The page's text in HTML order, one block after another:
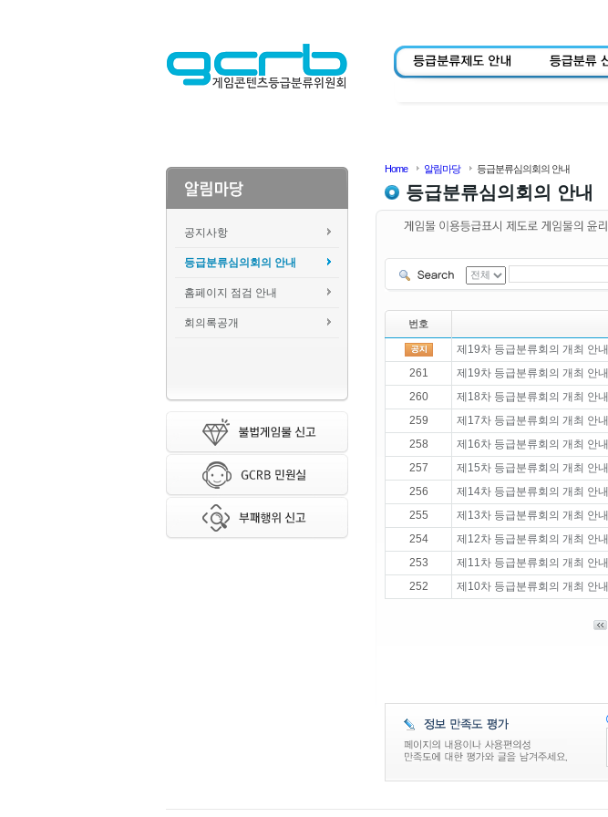
공지사항
등급분류심의회의 안내
홈페이지 점검 안내
회의록공개
Home 알림마당 등급분류심의회의 안내
등급분류심의회의 안내
번호
제19차 등급분류회의 개최 안내
261
제19차 등급분류회의 개최 안내
260
제18차 등급분류회의 개최 안내
259
제17차 등급분류회의 개최 안내
258
제16차 등급분류회의 개최 안내
257
제15차 등급분류회의 개최 안내
256
제14차 등급분류회의 개최 안내
255
제13차 등급분류회의 개최 안내
254
제12차 등급분류회의 개최 안내
253
제11차 등급분류회의 개최 안내
252
제10차 등급분류회의 개최 안내